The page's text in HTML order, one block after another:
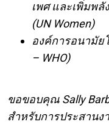
เพศ และเพิ่มพ
(UN Women)
องค์การอนามัย
– WHO)
ขอขอบคุณ Sally
สำหรับการประสานง